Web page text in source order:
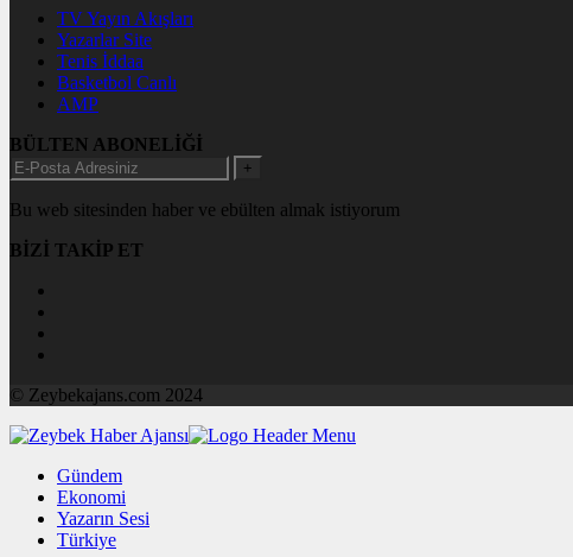
TV Yayın Akışları
Yazarlar Site
Tenis İddaa
Basketbol Canlı
AMP
BÜLTEN ABONELİĞİ
+
Bu web sitesinden haber ve ebülten almak istiyorum
BİZİ TAKİP ET
© Zeybekajans.com 2024
Gündem
Ekonomi
Yazarın Sesi
Türkiye